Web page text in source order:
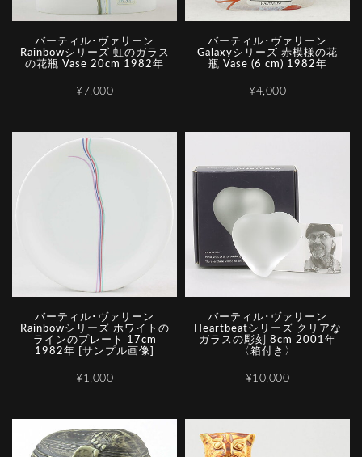
バーティル･ヴァリーン
Rainbowシリーズ 虹のガラス
の花瓶 Vase 20cm 1982年
¥7,000
バーティル･ヴァリーン
Galaxyシリーズ 赤模様の花
瓶 Vase (6 cm) 1982年
¥4,000
バーティル･ヴァリーン
Rainbowシリーズ ホワイトの
ラインのプレート 17cm
1982年 [サンプル画像]
¥1,000
バーティル･ヴァリーン
Heartbeatシリーズ クリアな
ガラスの彫刻 8cm 2001年
〈箱付き〉
¥10,000